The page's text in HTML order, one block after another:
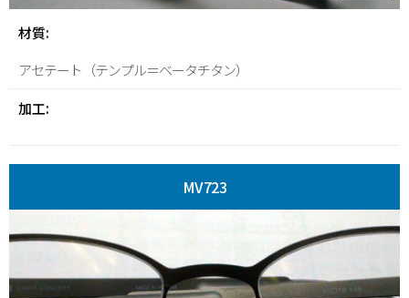
材質:
アセテート（テンプル＝ベータチタン）
加工:
MV723